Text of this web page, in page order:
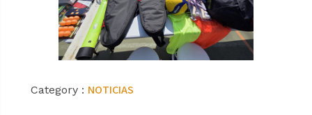
Category : NOTICIAS